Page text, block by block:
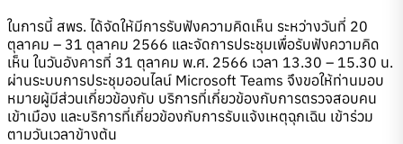
ในการนี้ สพร. ได้จัดให้มีการรับฟังความคิดเห็น ระหว่างวันที่ 20
ตุลาคม – 31 ตุลาคม 2566 และจัดการประชุมเพื่อรับฟังความคิด
เห็น ในวันอังคารที่ 31 ตุลาคม พ.ศ. 2566 เวลา 13.30 – 15.30 น.
ผ่านระบบการประชุมออนไลน์ Microsoft Teams จึงขอให้ท่านมอบ
หมายผู้มีส่วนเกี่ยวข้องกับ บริการที่เกี่ยวข้องกับการตรวจสอบคน
เข้าเมือง และบริการที่เกี่ยวข้องกับการรับแจ้งเหตุฉุกเฉิน เข้าร่วม
ตามวันเวลาข้างต้น